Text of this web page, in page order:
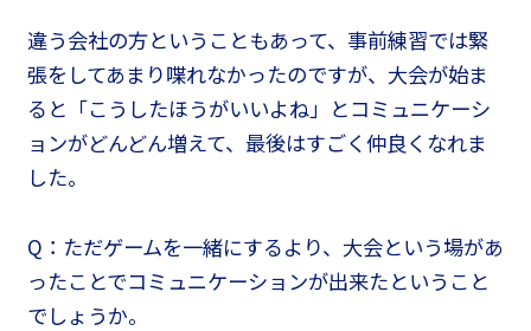
違う会社の方ということもあって、事前練習では緊
張をしてあまり喋れなかったのですが、大会が始ま
ると「こうしたほうがいいよね」とコミュニケーシ
ョンがどんどん増えて、最後はすごく仲良くなれま
した。
Q：ただゲームを一緒にするより、大会という場があ
ったことでコミュニケーションが出来たということ
でしょうか。